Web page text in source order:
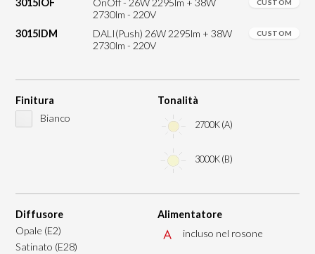
3015IOF
OnOff - 26W 2295lm + 38W
2730lm - 220V
CUSTOM
3015IDM
DALI(Push) 26W 2295lm + 38W
2730lm - 220V
CUSTOM
Finitura
Bianco
Tonalità
2700K (A)
3000K (B)
Diffusore
Opale (E2)
Satinato (E28)
Alimentatore
incluso nel rosone